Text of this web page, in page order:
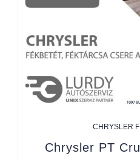
CHRYSLER
Chrysler PT